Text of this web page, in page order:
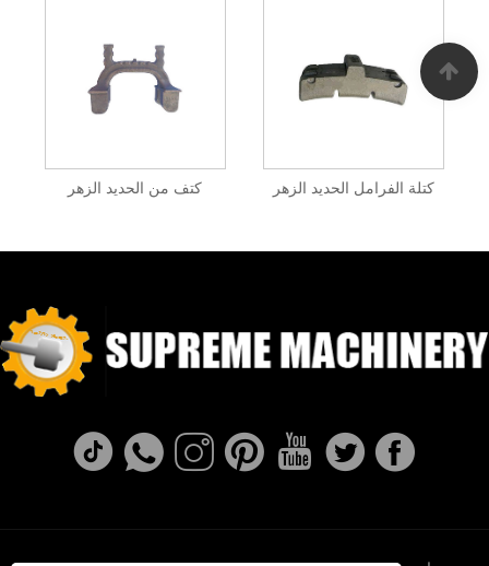
كتف من الحديد الزهر كتلة الفرامل الحديد الزهر